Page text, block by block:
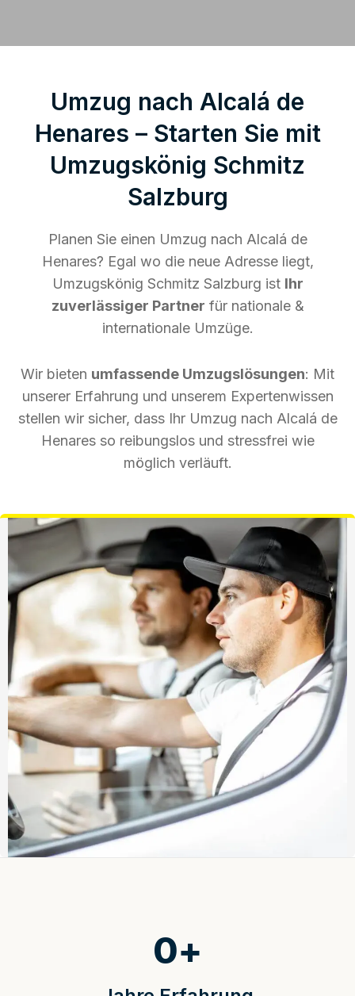
Umzug nach Alcalá de
Henares – Starten Sie mit
Umzugskönig Schmitz
Salzburg
Planen Sie einen Umzug nach Alcalá de
Henares? Egal wo die neue Adresse liegt,
Umzugskönig Schmitz Salzburg ist Ihr
zuverlässiger Partner für nationale &
internationale Umzüge.
Wir bieten umfassende Umzugslösungen: Mit
unserer Erfahrung und unserem Expertenwissen
stellen wir sicher, dass Ihr Umzug nach Alcalá de
Henares so reibungslos und stressfrei wie
möglich verläuft.
0+